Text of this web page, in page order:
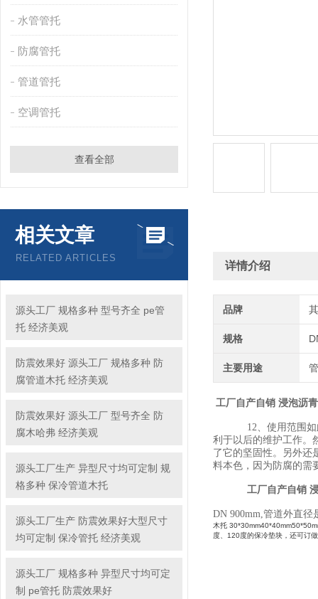
水管管托
防腐管托
管道管托
空调管托
查看全部
相关文章
RELATED ARTICLES
源头工厂 规格多种 型号齐全 pe管
托 经济美观
防震效果好 源头工厂 规格多种 防
腐管道木托 经济美观
防震效果好 源头工厂 型号齐全 防
腐木哈弗 经济美观
源头工厂生产 异型尺寸均可定制 规
格多种 保冷管道木托
源头工厂生产 防震效果好大型尺寸
均可定制 保冷管托 经济美观
源头工厂 规格多种 异型尺寸均可定
制 pe管托 防震效果好
详情介绍
品牌
规格
主要用途
工厂自产自销 浸泡沥
12、使用范围
利于以后的维护工作。
了它的坚固性。另外还
料本色，因为防腐的需
工厂自产自销
DN 900mm,管道外直径
木托
度、120度的保冷垫块，还可订